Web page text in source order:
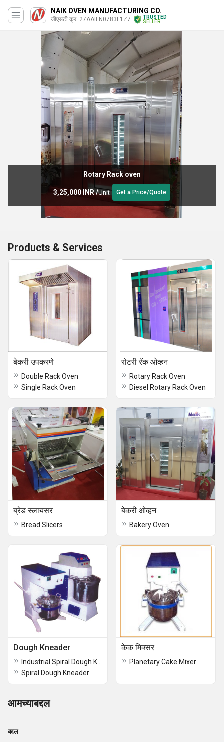
NAIK OVEN MANUFACTURING CO.
जीएसटी क्र. 27AAIFN0783F1Z7
TRUSTED
SELLER
Rotary Rack oven
3,25,000 INR/Unit Get a Price/Quote
Products & Services
बेकरी उपकरणे
Double Rack Oven
Single Rack Oven
रोटरी रॅक ओव्हन
Rotary Rack Oven
Diesel Rotary Rack Oven
ब्रेड स्लायसर
Bread Slicers
बेकरी ओव्हन
Bakery Oven
Dough Kneader
Spiral Dough Kneader
केक मिक्सर
Planetary Cake Mixer
आमच्याबद्दल
बद्दल